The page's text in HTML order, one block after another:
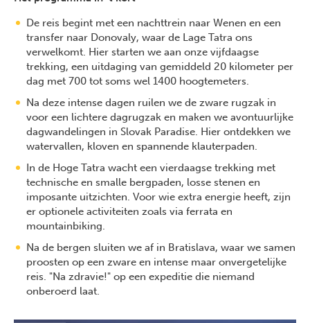
De reis begint met een nachttrein naar Wenen en een
transfer naar Donovaly, waar de Lage Tatra ons
verwelkomt. Hier starten we aan onze vijfdaagse
trekking, een uitdaging van gemiddeld 20 kilometer per
dag met 700 tot soms wel 1400 hoogtemeters.
Na deze intense dagen ruilen we de zware rugzak in
voor een lichtere dagrugzak en maken we avontuurlijke
dagwandelingen in Slovak Paradise. Hier ontdekken we
watervallen, kloven en spannende klauterpaden.
In de Hoge Tatra wacht een vierdaagse trekking met
technische en smalle bergpaden, losse stenen en
imposante uitzichten. Voor wie extra energie heeft, zijn
er optionele activiteiten zoals via ferrata en
mountainbiking.
Na de bergen sluiten we af in Bratislava, waar we samen
proosten op een zware en intense maar onvergetelijke
reis. "Na zdravie!" op een expeditie die niemand
onberoerd laat.